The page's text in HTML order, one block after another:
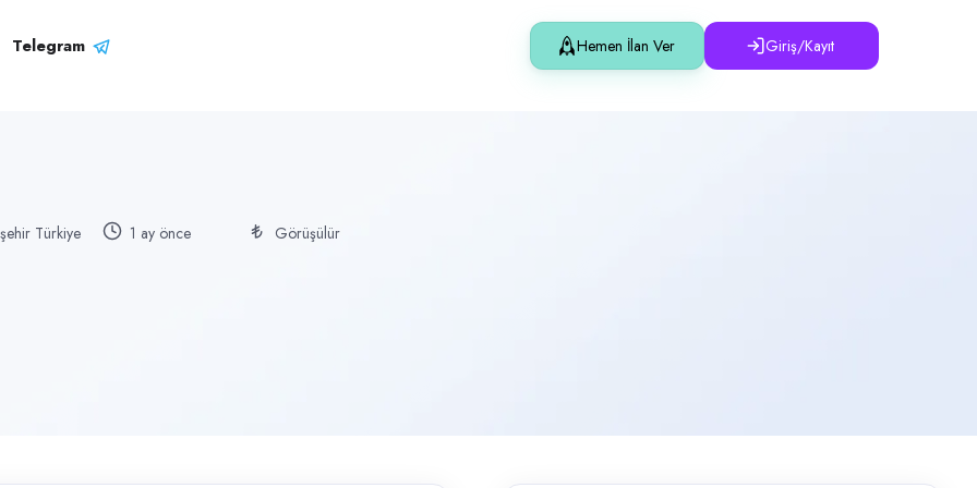
Telegram Hemen İlan Ver Giriş/Kayıt
Türkiye 1 ay önce Görüşülür